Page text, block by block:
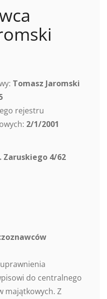
Tomasz Jaromski
rejestru
2/1/2001
Zaruskiego 4/62
do centralnego
majątkowych. Z